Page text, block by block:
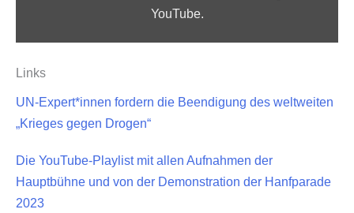
YouTube.
Hanfparade 2023“ direkt öffnen
Links
UN-Expert*innen fordern die Beendigung des weltweiten
„Krieges gegen Drogen“
Die YouTube-​Playlist mit allen Aufnahmen der
Hauptbühne und von der Demonstration der Hanfparade
2023